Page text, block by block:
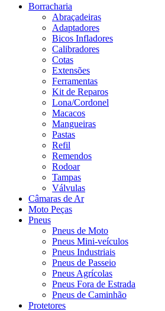
Borracharia
Abraçadeiras
Adaptadores
Bicos Infladores
Calibradores
Cotas
Extensões
Ferramentas
Kit de Reparos
Lona/Cordonel
Macacos
Mangueiras
Pastas
Refil
Remendos
Rodoar
Tampas
Válvulas
Câmaras de Ar
Moto Peças
Pneus
Pneus de Moto
Pneus Mini-veículos
Pneus Industriais
Pneus de Passeio
Pneus Agrícolas
Pneus Fora de Estrada
Pneus de Caminhão
Protetores